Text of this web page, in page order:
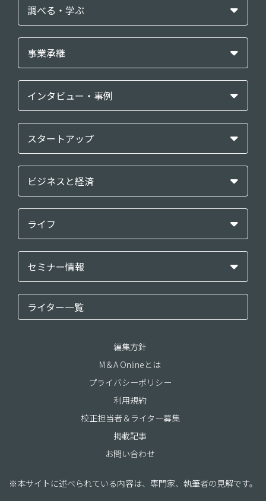
調べる・学ぶ
事業承継
インタビュー・事例
スタートアップ
ビジネスと経済
ライフ
セミナー情報
ライター一覧
編集方針
M＆A Onlineとは
プライバシーポリシー
利用規約
校正担当者＆ライター募集
掲載記事
お問い合わせ
※本サイトに述べられている内容は、専門家、執筆者の見解です。